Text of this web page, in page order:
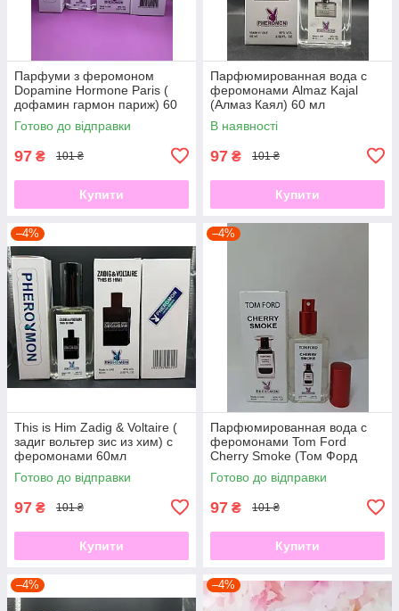
Парфуми з феромоном
Dopamine Hormone Paris (
дофамин гармон париж) 60
мл
Готово до відправки
97 ₴ 101 ₴
Купити
Парфюмированная вода с
феромонами Almaz Kajal
(Алмаз Каял) 60 мл
В наявності
97 ₴ 101 ₴
Купити
–4%
This is Him Zadig & Voltaire (
задиг вольтер зис из хим) с
феромонами 60мл
Готово до відправки
97 ₴ 101 ₴
Купити
–4%
Парфюмированная вода с
феромонами Tom Ford
Cherry Smoke (Том Форд
Черри Смок) 60 ml
Готово до відправки
97 ₴ 101 ₴
Купити
–4% –4%